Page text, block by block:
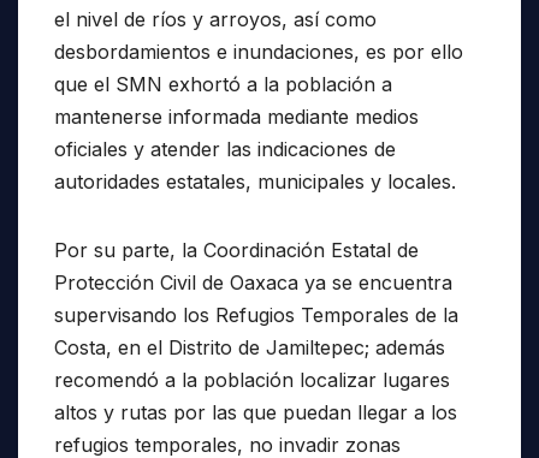
el nivel de ríos y arroyos, así como
desbordamientos e inundaciones, es por ello
que el SMN exhortó a la población a
mantenerse informada mediante medios
oficiales y atender las indicaciones de
autoridades estatales, municipales y locales.
Por su parte, la Coordinación Estatal de
Protección Civil de Oaxaca ya se encuentra
supervisando los Refugios Temporales de la
Costa, en el Distrito de Jamiltepec; además
recomendó a la población localizar lugares
altos y rutas por las que puedan llegar a los
refugios temporales, no invadir zonas